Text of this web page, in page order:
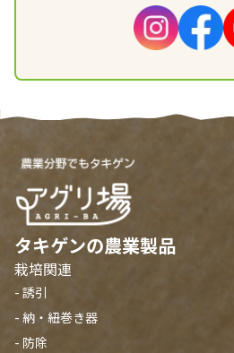
タキゲンの農業製品
栽培関連
- 誘引
- 納・紐巻き器
- 防除